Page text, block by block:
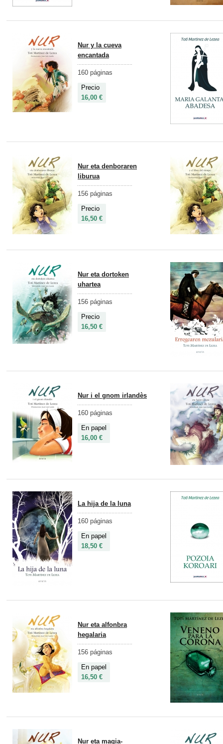
Nur y la cueva
encantada
160 páginas
Precio
16,00 €
Nur eta denboraren
liburua
156 páginas
Precio
16,50 €
Nur eta dortoken
uhartea
156 páginas
Precio
16,50 €
Nur i el gnom irlandès
160 páginas
En papel
16,00 €
La hija de la luna
160 páginas
En papel
18,50 €
Nur eta alfonbra
hegalaria
156 páginas
En papel
16,50 €
Nur eta magia-